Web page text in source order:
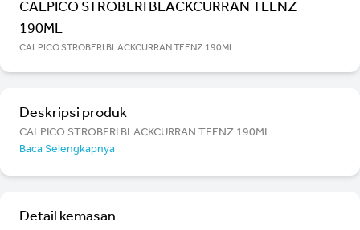
CALPICO STROBERI BLACKCURRAN TEENZ
190ML
CALPICO STROBERI BLACKCURRAN TEENZ 190ML
Deskripsi produk
CALPICO STROBERI BLACKCURRAN TEENZ 190ML
Baca Selengkapnya
Detail kemasan